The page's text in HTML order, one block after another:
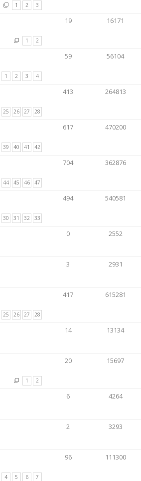
1 2 3
1 2
19 16171
1 2 3 4
59 56104
25 26 27 28
413 264813
39 40 41 42
617 470200
44 45 46 47
704 362876
30 31 32 33
494 540581
0 2552
3 2931
25 26 27 28
417 615281
14 13134
1 2
20 15697
6 4264
2 3293
4 5 6 7
96 111300